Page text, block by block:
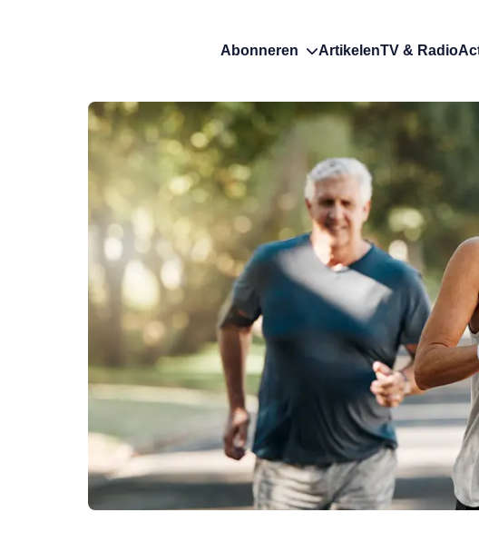
Abonneren ArtikelenTV & Radio